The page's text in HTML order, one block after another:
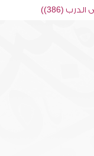
(386))